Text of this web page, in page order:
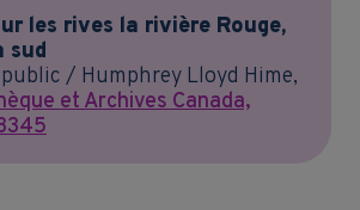
les rives la rivière Rouge,
sud
/ Humphrey Lloyd Hime,
et Archives Canada,